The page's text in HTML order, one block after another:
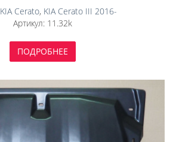
KIA Cerato, KIA Cerato III 2016-
Артикул: 11.32k
ПОДРОБНЕЕ